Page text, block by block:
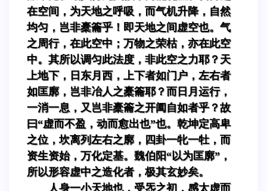
在空间，为天地之呼吸，而气机升降，自然
均匀，岂非橐籥乎！即天地之间虚空也。气
之周行，在此空中；万物之荣枯，亦在此空
中。其所以调匀此法度，非此空之力耶？天
上地下，日东月西，上下者如门户，左右者
如匡廓，岂非冶人之橐籥耶？而日月运行，
一消一息，又岂非橐籥之开阖自如者乎？故
曰“虚而不盈，动而愈出也”也。乾坤定高卑
之位，坎离列左右之廓，四卦一牝一牡，而
资生资始，万化定基。魏伯阳“以为匡廓”，
所以形容虚中之造化者，极其玄妙矣。
人身一小天地也，受炁之初，感太虚而